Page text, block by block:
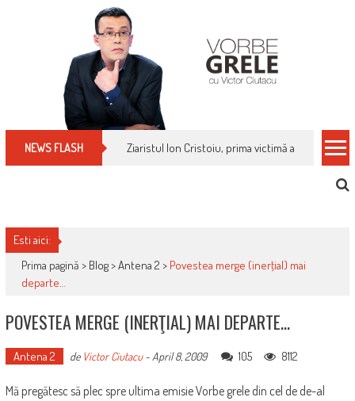
NEWS FLASH Ziaristul Ion Cristoiu, prima victimă a noi
Esti aici:
Prima pagină > Blog>Antena 2 > Povestea merge (inerţial) mai
departe…
POVESTEA MERGE (INERŢIAL) MAI DEPARTE…
Antena 2 de Victor Ciutacu-April 8, 2009 105 8112
Mă pregătesc să plec spre ultima emisie Vorbe grele din cel de de-al